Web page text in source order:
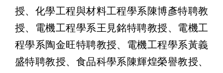
授、化學工程與材料工程學系陳博彥特聘教
授、電機工程學系王見銘特聘教授、電機工
程學系陶金旺特聘教授、電機工程學系黃義
盛特聘教授、食品科學系陳輝煌榮譽教授、